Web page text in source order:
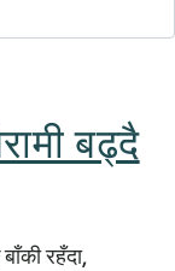
बढ्दै
रहँदा,